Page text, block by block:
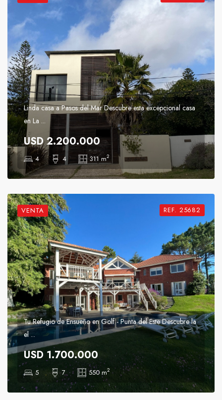
Linda casa a Pasos del Mar Descubre esta excepcional casa
en La ...
USD 2.200.000
4 4 311 m2
VENTA REF. 25682
Tu Refugio de Ensueño en Golf - Punta del Este Descubre la
el ...
USD 1.700.000
5 7 550 m2